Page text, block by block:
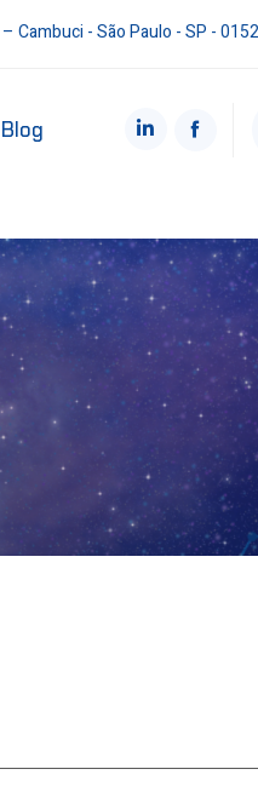
Cambuci - São Paulo - SP -
Blog